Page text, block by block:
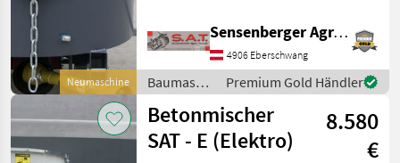
Fliegl
Dominator
Neumaschine
Arme des Rührwerks weiter.
Die nachstellbaren
Rührschaufe
Sensenberger Agrar-Technik
4906 Eberschwang
Baumaschinen
/ SAT
Premium Gold Händler
Betonmischer
SAT - E (Elektro)
8.580
€